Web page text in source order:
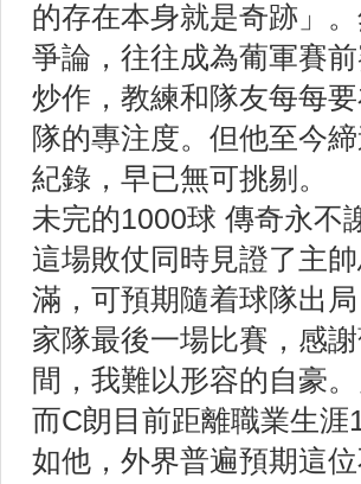
的存在本身就是奇跡」
爭論，往往成為葡軍賽
炒作，教練和隊友每每
隊的專注度。但他至今
紀錄，早已無可挑剔。
未完的1000球 傳奇永不
這場敗仗同時見證了主
滿，可預期隨着球隊出
家隊最後一場比賽，感
間，我難以形容的自豪。
而C朗目前距離職業生
如他，外界普遍預期這